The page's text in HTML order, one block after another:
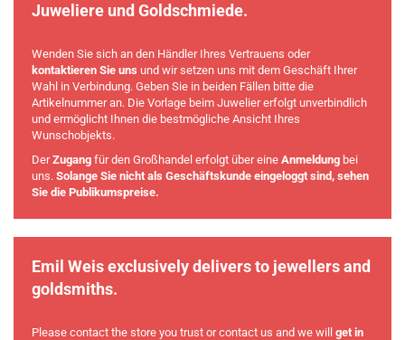
Juweliere und Goldschmiede.
Wenden Sie sich an den Händler Ihres Vertrauens oder
kontaktieren Sie uns und wir setzen uns mit dem Geschäft Ihrer
Wahl in Verbindung. Geben Sie in beiden Fällen bitte die
Artikelnummer an. Die Vorlage beim Juwelier erfolgt unverbindlich
und ermöglicht Ihnen die bestmögliche Ansicht Ihres
Wunschobjekts.
DerZugang für den Großhandel erfolgt über eine Anmeldung bei
uns. Solange Sie nicht als Geschäftskunde eingeloggt sind, sehen
Sie die Publikumspreise.
Emil Weis exclusively delivers to jewellers and
goldsmiths.
Please contact the store you trust or contact us and we will get in